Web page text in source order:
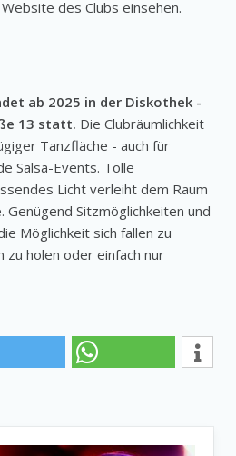
des Clubs einsehen.
ab 2025 in der Diskothek -
13 statt. Die Clubräumlichkeit
Tanzfläche - auch für
Salsa-Events. Tolle
Licht verleiht dem Raum
Sitzmöglichkeiten und
Möglichkeit sich fallen zu
zu holen oder einfach nur